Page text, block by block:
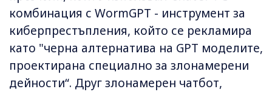
комбинация с WormGPT - инструмент за
киберпрестъпления, който се рекламира
като "черна алтернатива на GPT моделите,
проектирана специално за злонамерени
дейности“. Друг злонамерен чатбот,